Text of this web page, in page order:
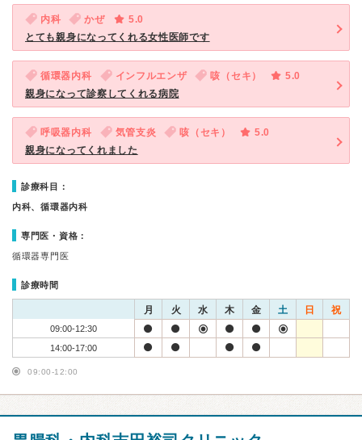
内科 かぜ
5.0
とても親身になってくれる女性医師です
循環器内科 インフルエンザ 咳（セキ）
5.0
親身になって診察してくれる病院
呼吸器内科 気管支炎 咳（セキ）
5.0
親身になってくれました
診療科目：
内科、循環器内科
専門医・資格：
循環器専門医
診療時間
月 火 水 木 金 土 日 祝
09:00-12:30
14:00-17:00
09:00-12:00